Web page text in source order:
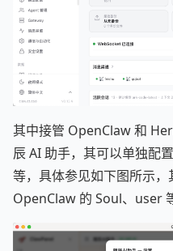
其中接管 OpenClaw 和
辰 AI 助手，其可以单独配
等，具体参见如下图所示
OpenClaw 的 Soul、user